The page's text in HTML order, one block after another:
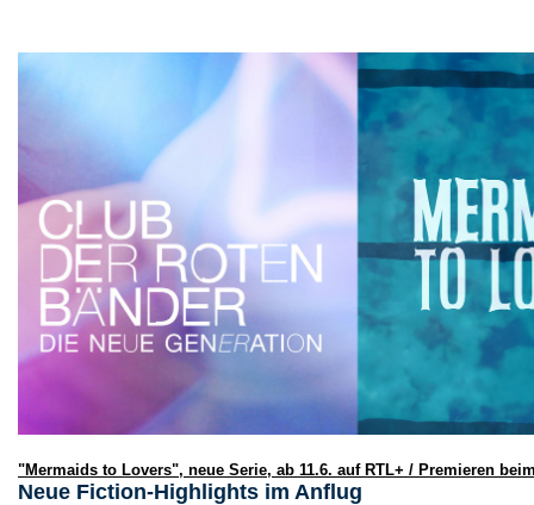
"Mermaids to Lovers", neue Serie, ab 11.6. auf RTL+ / Premieren
Neue Fiction-Highlights im Anflug